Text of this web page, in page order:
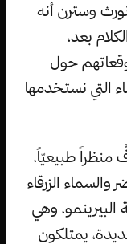
وسترن أنه
بعد،
حول
التي نستخدمها
منظراً طبيعيّاً،
الزرقاء
البيرينمو، وهي
يمتلكون